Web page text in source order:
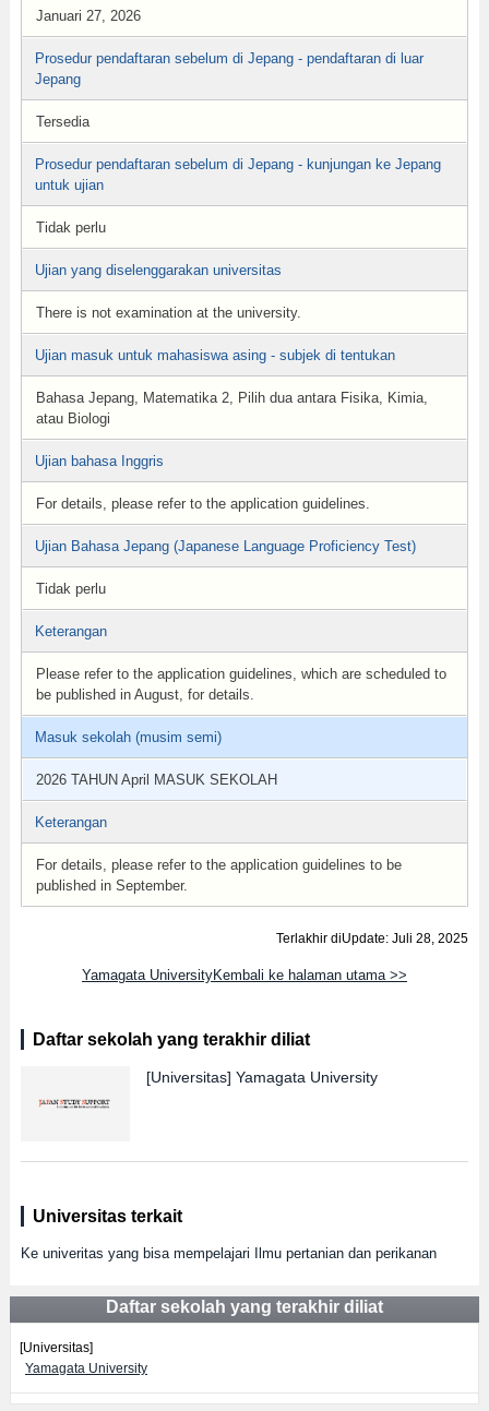
Januari 27, 2026
Prosedur pendaftaran sebelum di Jepang - pendaftaran di luar
Jepang
Tersedia
Prosedur pendaftaran sebelum di Jepang - kunjungan ke Jepang
untuk ujian
Tidak perlu
Ujian yang diselenggarakan universitas
There is not examination at the university.
Ujian masuk untuk mahasiswa asing - subjek di tentukan
Bahasa Jepang, Matematika 2, Pilih dua antara Fisika, Kimia,
atau Biologi
Ujian bahasa Inggris
For details, please refer to the application guidelines.
Ujian Bahasa Jepang (Japanese Language Proficiency Test)
Tidak perlu
Keterangan
Please refer to the application guidelines, which are scheduled to
be published in August, for details.
Masuk sekolah (musim semi)
2026 TAHUN April MASUK SEKOLAH
Keterangan
For details, please refer to the application guidelines to be
published in September.
Terlakhir diUpdate: Juli 28, 2025
Yamagata UniversityKembali ke halaman utama >>
Daftar sekolah yang terakhir diliat
[Universitas] Yamagata University
Universitas terkait
Ke univeritas yang bisa mempelajari Ilmu pertanian dan perikanan
Daftar sekolah yang terakhir diliat
[Universitas]
Yamagata University